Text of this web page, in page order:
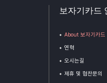
보자기카드
About 보자기카드
연혁
오시는길
제휴 및 협찬문의